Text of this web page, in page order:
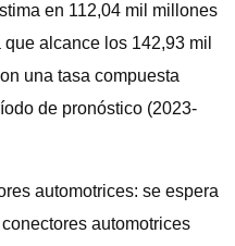
en 112,04 mil millones
alcance los 142,93 mil
una tasa compuesta
de pronóstico (2023-
automotrices: se espera
automotrices